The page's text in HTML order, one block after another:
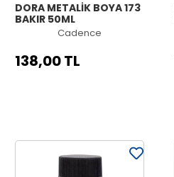
DORA METALİK BOYA 173
BAKIR 50ML
Cadence
138,00 TL